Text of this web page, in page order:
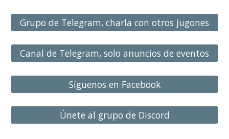
Grupo de Telegram, charla con otros jugones
Canal de Telegram, solo anuncios de eventos
Síguenos en Facebook
Únete al grupo de Discord